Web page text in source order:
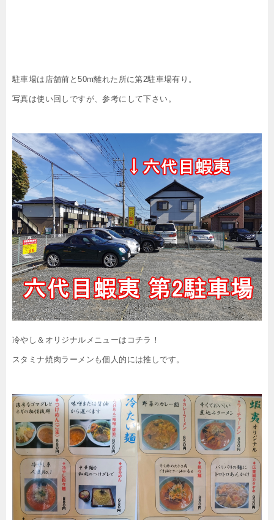
駐車場は店舗前と50m離れた所に第2駐車場有り。
写真は使い回しですが、参考にして下さい。
冷やし＆オリジナルメニューはコチラ！
スタミナ焼肉ラーメンも個人的には推しです。